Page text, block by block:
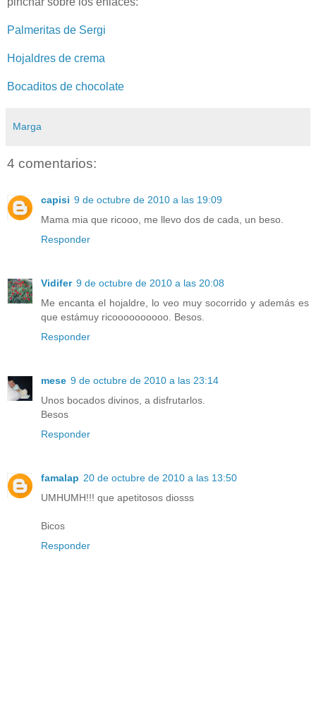
Palmeritas de Sergi
Hojaldres de crema
Bocaditos de chocolate
Marga
4 comentarios:
capisi 9 de octubre de 2010 a las 19:09
Mama mia que ricooo, me llevo dos de cada, un beso.
Responder
Vidifer 9 de octubre de 2010 a las 20:08
Me encanta el hojaldre, lo veo muy socorrido y además es
que estámuy ricoooooooooo. Besos.
Responder
mese 9 de octubre de 2010 a las 23:14
Unos bocados divinos, a disfrutarlos.
Besos
Responder
famalap 20 de octubre de 2010 a las 13:50
UMHUMH!!! que apetitosos diosss
Bicos
Responder